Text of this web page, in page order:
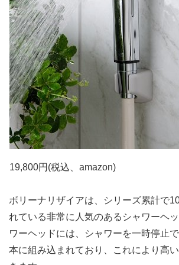
19,800円(税込、amazon)
ボリーナリザイアは、シリーズ累計で
れている非常に人気のあるシャワーヘ
ワーヘッドには、シャワーを一時停止
本に組み込まれており、これにより高